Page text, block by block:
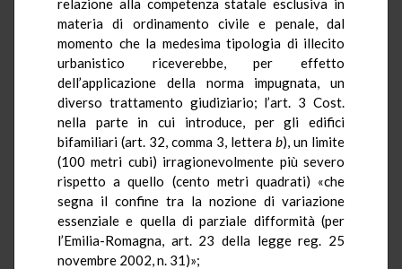
relazione alla competenza statale esclusiva in
materia di ordinamento civile e penale, dal
momento che la medesima tipologia di illecito
urbanistico riceverebbe, per effetto
dell’applicazione della norma impugnata, un
diverso trattamento giudiziario; l’art. 3 Cost.
nella parte in cui introduce, per gli edifici
bifamiliari (art. 32, comma 3, lettera b), un limite
(100 metri cubi) irragionevolmente più severo
rispetto a quello (cento metri quadrati) «che
segna il confine tra la nozione di variazione
essenziale e quella di parziale difformità (per
l’Emilia-Romagna, art. 23 della legge reg. 25
novembre 2002, n. 31)»;